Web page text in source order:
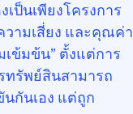
ป็นเพียงโครงการ
ามเสี่ยง และคุณค่า
เข้มข้น” ตั้งแต่การ
ทรัพย์สินสามารถ
กันเอง แต่ถูก